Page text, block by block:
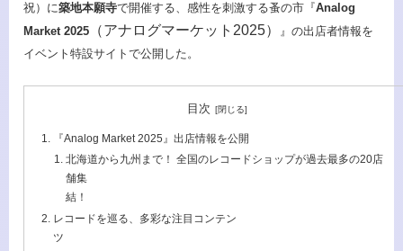
祝）に築地本願寺で開催する、感性を刺激する蚤の市『Analog
Market 2025 （アナログマーケット2025）
』の出店者情報を
イベント特設サイトで公開した。
目次
『Analog Market 2025』出店情報を公開
北海道から九州まで！ 全国のレコードショップが過去最多の20店
舗集
結！
レコードを巡る、多彩な注目コンテン
ツ